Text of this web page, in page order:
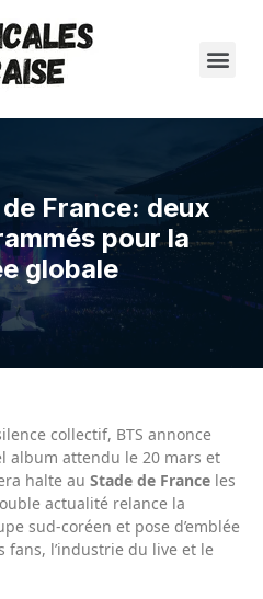
France: deux
pour la
globale
collectif, BTS annonce
album attendu le 20 mars et
halte au Stade de France les
actualité relance la
sud-coréen et pose d’emblée
fans, l’industrie du live et le